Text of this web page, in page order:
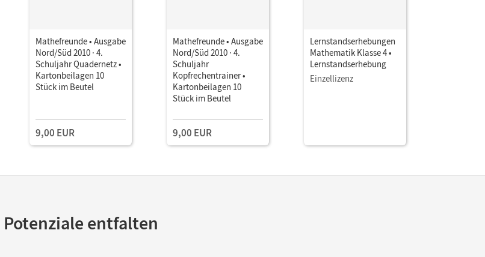
Mathefreunde • Ausgabe
Nord/Süd 2010 · 4.
Schuljahr Quadernetz •
Kartonbeilagen 10
Stück im Beutel
9,00 EUR
Mathefreunde • Ausgabe
Nord/Süd 2010 · 4.
Schuljahr
Kopfrechentrainer •
Kartonbeilagen 10
Stück im Beutel
9,00 EUR
Lernstandserhebungen
Mathematik Klasse 4 •
Lernstandserhebung
Einzellizenz
Potenziale entfalten